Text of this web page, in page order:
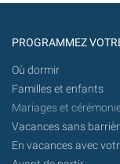
PROGRAMMEZ
Où dormir
Familles et enfants
Mariages et
Vacances sans
En vacances avec